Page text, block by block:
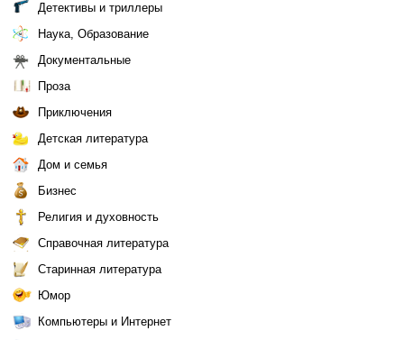
Детективы и триллеры
Наука, Образование
Документальные
Проза
Приключения
Детская литература
Дом и семья
Бизнес
Религия и духовность
Справочная литература
Старинная литература
Юмор
Компьютеры и Интернет